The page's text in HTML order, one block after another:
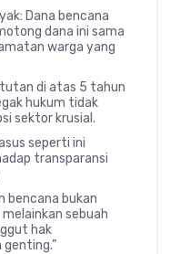
Dana bencana
dana ini sama
warga yang
di atas 5 tahun
hukum tidak
sektor krusial.
seperti ini
transparansi
bencana bukan
sebuah
hak